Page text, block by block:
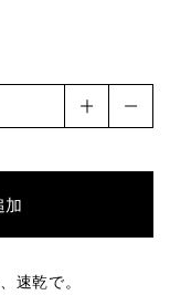
加
速乾で。